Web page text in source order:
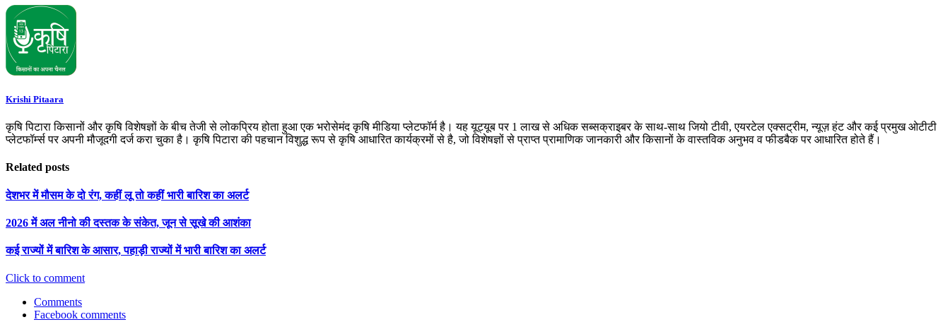
Krishi Pitaara
कृषि पिटारा किसानों और कृषि विशेषज्ञों के बीच तेजी से लोकप्रिय होता हुआ एक भरोसेमंद कृषि मीडिया प्लेटफॉर्म है। यह यूट्यूब पर 1 लाख से अधिक सब्सक्राइबर के साथ-साथ जियो टीवी, एयरटेल एक्सट्रीम, न्यूज़ हंट और कई प्रमुख ओटीटी
प्लेटफॉर्म्स पर अपनी मौजूदगी दर्ज करा चुका है। कृषि पिटारा की पहचान विशुद्ध रूप से कृषि आधारित कार्यक्रमों से है, जो विशेषज्ञों से प्राप्त प्रामाणिक जानकारी और किसानों के वास्तविक अनुभव व फीडबैक पर आधारित होते हैं।
Related posts
देशभर में मौसम के दो रंग, कहीं लू तो कहीं भारी बारिश का अलर्ट
2026 में अल नीनो की दस्तक के संकेत, जून से सूखे की आशंका
कई राज्यों में बारिश के आसार, पहाड़ी राज्यों में भारी बारिश का अलर्ट
Click to comment
Comments
Facebook comments